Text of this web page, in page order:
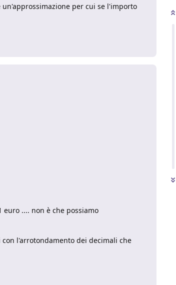
per cui se l'importo
.... non è che possiamo
l'arrotondamento dei decimali che